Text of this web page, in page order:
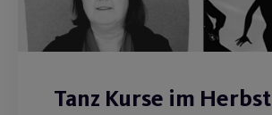
Tanz Kurse im Herbst